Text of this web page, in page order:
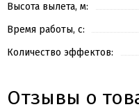
Высота вылета, м:
Время работы, с:
Количество эффектов:
Отзывы о